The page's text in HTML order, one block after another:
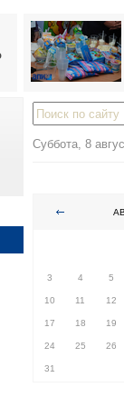
Суббота, 8
3 4 5
10 11 12
17 18 19
24 25 26
31